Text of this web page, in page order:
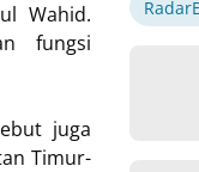
Wahid.
fungsi
juga
Timur-